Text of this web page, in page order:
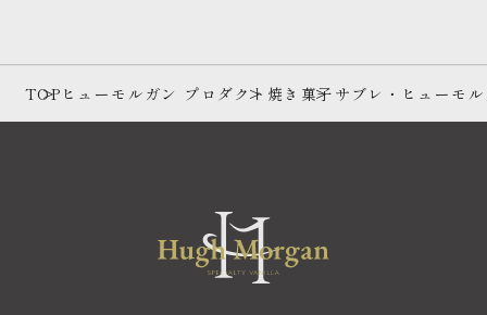
TOP ヒューモルガン プロダクト 焼き菓子 サブレ・ヒューモ